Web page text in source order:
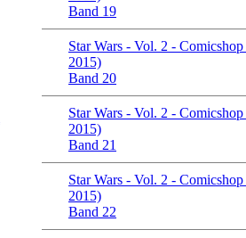
Band 19
Star Wars - Vol. 2 -
2015)
Band 20
Star Wars - Vol. 2 -
2015)
Band 21
Star Wars - Vol. 2 -
2015)
Band 22